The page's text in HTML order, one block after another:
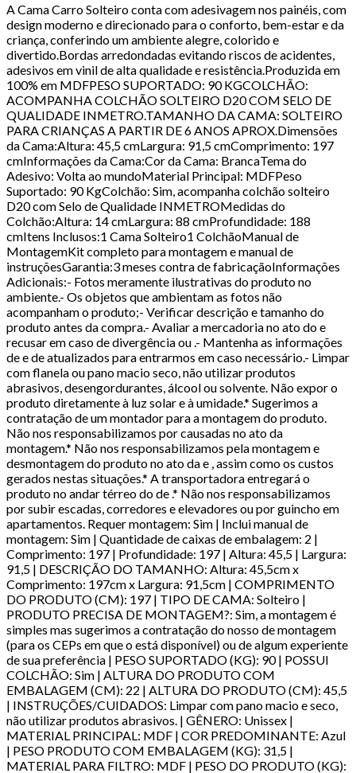
A Cama Carro Solteiro conta com adesivagem nos painéis, com
design moderno e direcionado para o conforto, bem-estar e da
criança, conferindo um ambiente alegre, colorido e
divertido.Bordas arredondadas evitando riscos de acidentes,
adesivos em vinil de alta qualidade e resistência.Produzida em
100% em MDFPESO SUPORTADO: 90 KGCOLCHÃO:
ACOMPANHA COLCHÃO SOLTEIRO D20 COM SELO DE
QUALIDADE INMETRO.TAMANHO DA CAMA: SOLTEIRO
PARA CRIANÇAS A PARTIR DE 6 ANOS APROX.Dimensões
da Cama:Altura: 45,5 cmLargura: 91,5 cmComprimento: 197
cmInformações da Cama:Cor da Cama: BrancaTema do
Adesivo: Volta ao mundoMaterial Principal: MDFPeso
Suportado: 90 KgColchão: Sim, acompanha colchão solteiro
D20 com Selo de Qualidade INMETROMedidas do
Colchão:Altura: 14 cmLargura: 88 cmProfundidade: 188
cmItens Inclusos:1 Cama Solteiro1 ColchãoManual de
MontagemKit completo para montagem e manual de
instruçõesGarantia:3 meses contra de fabricaçãoInformações
Adicionais:- Fotos meramente ilustrativas do produto no
ambiente.- Os objetos que ambientam as fotos não
acompanham o produto;- Verificar descrição e tamanho do
produto antes da compra.- Avaliar a mercadoria no ato do e
recusar em caso de divergência ou .- Mantenha as informações
de e de atualizados para entrarmos em caso necessário.- Limpar
com flanela ou pano macio seco, não utilizar produtos
abrasivos, desengordurantes, álcool ou solvente. Não expor o
produto diretamente à luz solar e à umidade.* Sugerimos a
contratação de um montador para a montagem do produto.
Não nos responsabilizamos por causadas no ato da
montagem.* Não nos responsabilizamos pela montagem e
desmontagem do produto no ato da e , assim como os custos
gerados nestas situações.* A transportadora entregará o
produto no andar térreo do de .* Não nos responsabilizamos
por subir escadas, corredores e elevadores ou por guincho em
apartamentos. Requer montagem: Sim | Inclui manual de
montagem: Sim | Quantidade de caixas de embalagem: 2 |
Comprimento: 197 | Profundidade: 197 | Altura: 45,5 | Largura:
91,5 | DESCRIÇÃO DO TAMANHO: Altura: 45,5cm x
Comprimento: 197cm x Largura: 91,5cm | COMPRIMENTO
DO PRODUTO (CM): 197 | TIPO DE CAMA: Solteiro |
PRODUTO PRECISA DE MONTAGEM?: Sim, a montagem é
simples mas sugerimos a contratação do nosso de montagem
(para os CEPs em que o está disponível) ou de algum experiente
de sua preferência | PESO SUPORTADO (KG): 90 | POSSUI
COLCHÃO: Sim | ALTURA DO PRODUTO COM
EMBALAGEM (CM): 22 | ALTURA DO PRODUTO (CM): 45,5
| INSTRUÇÕES/CUIDADOS: Limpar com pano macio e seco,
não utilizar produtos abrasivos. | GÊNERO: Unissex |
MATERIAL PRINCIPAL: MDF | COR PREDOMINANTE: Azul
| PESO PRODUTO COM EMBALAGEM (KG): 31,5 |
MATERIAL PARA FILTRO: MDF | PESO DO PRODUTO (KG):